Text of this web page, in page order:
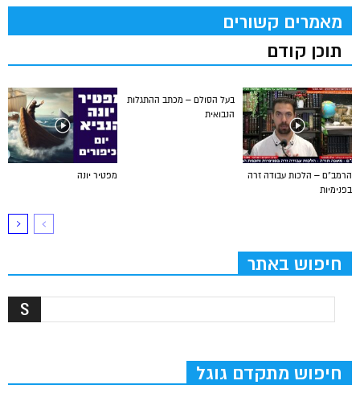
מאמרים קשורים
תוכן קודם
מפטיר יונה
בעל הסולם – מכתב ההתגלות
הנבואית
הרמב”ם – הלכות עבודה זרה
בפנימיות
חיפוש באתר
חיפוש מתקדם גוגל